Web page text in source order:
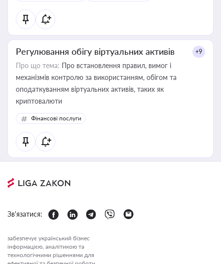
Регулювання обігу віртуальних активів +9
Про що тема: Про встановлення правил, вимог і
механізмів контролю за використанням, обігом та
оподаткуванням віртуальних активів, таких як
криптовалюти
Фінансові послуги
Зв'язатися:
забезпечує український бізнес
інформацією, аналітикою та
технологічними рішеннями для